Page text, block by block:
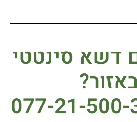
דשא סינטטי